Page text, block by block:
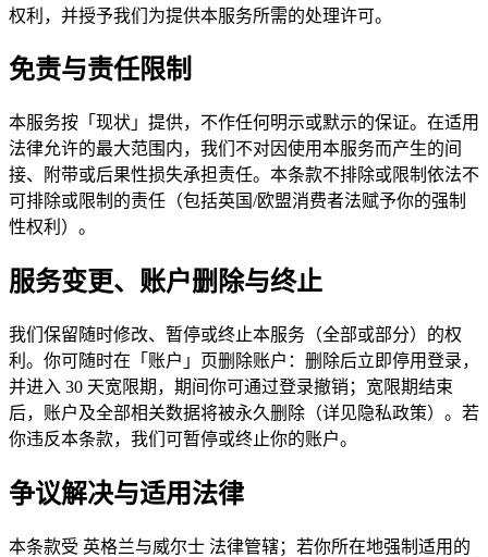
权利，并授予我们为提供本服务所需的处理许可。
免责与责任限制
本服务按「现状」提供，不作任何明示或默示的保证。在适用
法律允许的最大范围内，我们不对因使用本服务而产生的间
接、附带或后果性损失承担责任。本条款不排除或限制依法不
可排除或限制的责任（包括英国/欧盟消费者法赋予你的强制
性权利）。
服务变更、账户删除与终止
我们保留随时修改、暂停或终止本服务（全部或部分）的权
利。你可随时在「账户」页删除账户：删除后立即停用登录，
并进入 30 天宽限期，期间你可通过登录撤销；宽限期结束
后，账户及全部相关数据将被永久删除（详见隐私政策）。若
你违反本条款，我们可暂停或终止你的账户。
争议解决与适用法律
本条款受 英格兰与威尔士 法律管辖；若你所在地强制适用的